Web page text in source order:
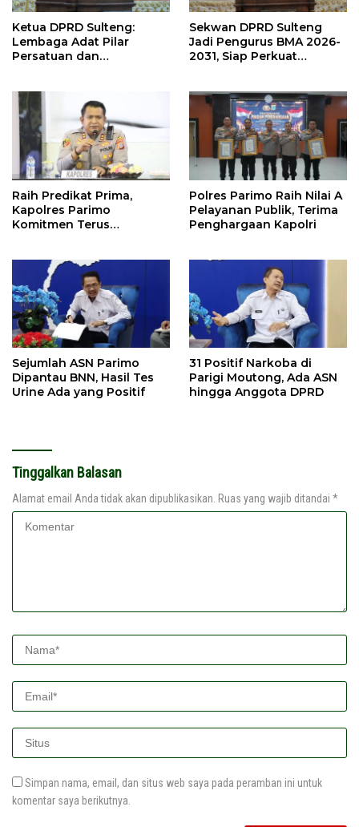
Ketua DPRD Sulteng:
Lembaga Adat Pilar
Persatuan dan
Sekwan DPRD Sulteng
Jadi Pengurus BMA 2026-
2031, Siap Perkuat
Raih Predikat Prima,
Kapolres Parimo
Komitmen Terus
Polres Parimo Raih Nilai A
Pelayanan Publik, Terima
Penghargaan Kapolri
Sejumlah ASN Parimo
Dipantau BNN, Hasil Tes
Urine Ada yang Positif
31 Positif Narkoba di
Parigi Moutong, Ada ASN
hingga Anggota DPRD
Tinggalkan Balasan
Alamat email Anda tidak akan dipublikasikan. Ruas yang wajib ditandai *
Simpan nama, email, dan situs web saya pada peramban ini untuk
komentar saya berikutnya.